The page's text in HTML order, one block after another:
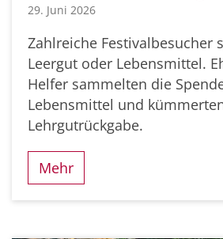
29. Juni 2026
Zahlreiche Festivalbesucher
Leergut oder Lebensmittel.
Helfer sammelten die
Lebensmittel und
Lehrgutrückgabe.
Mehr